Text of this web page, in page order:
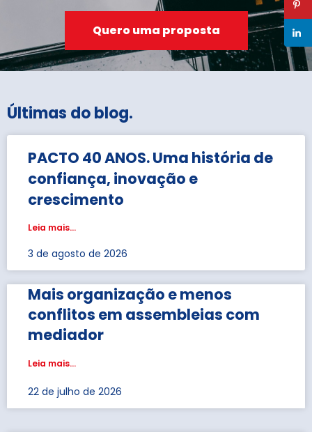
Quero uma proposta
Últimas do blog.
PACTO 40 ANOS. Uma história de
confiança, inovação e
crescimento
Leia mais...
3 de agosto de 2026
Mais organização e menos
conflitos em assembleias com
mediador
Leia mais...
22 de julho de 2026